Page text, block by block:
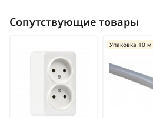
Сопутствующие товары
Упаковка 10 м